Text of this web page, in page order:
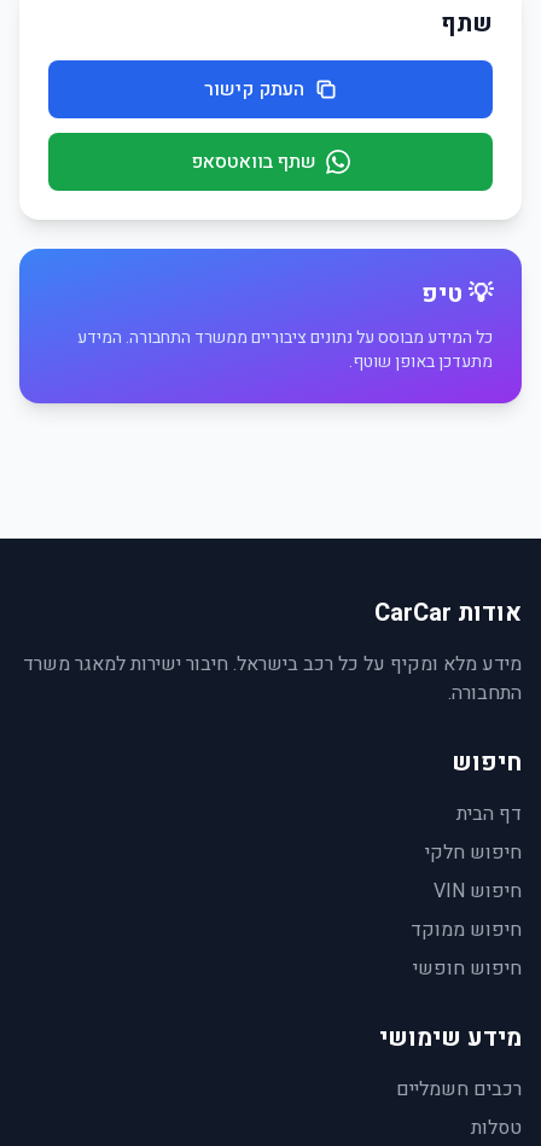
שתף
העתק קישור
שתף בוואטסאפ
💡 טיפ
כל המידע מבוסס על נתונים ציבוריים ממשרד התחבורה. המידע
מתעדכן באופן שוטף.
אודות CarCar
מידע מלא ומקיף על כל רכב בישראל. חיבור ישירות למאגר משרד
התחבורה.
חיפוש
דף הבית
חיפוש חלקי
חיפוש VIN
חיפוש ממוקד
חיפוש חופשי
מידע שימושי
רכבים חשמליים
טסלות